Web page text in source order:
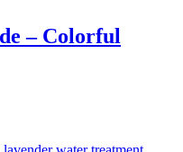
– Colorful